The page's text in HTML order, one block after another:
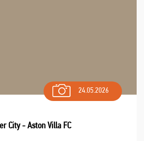
24.05.2026
City - Aston Villa FC